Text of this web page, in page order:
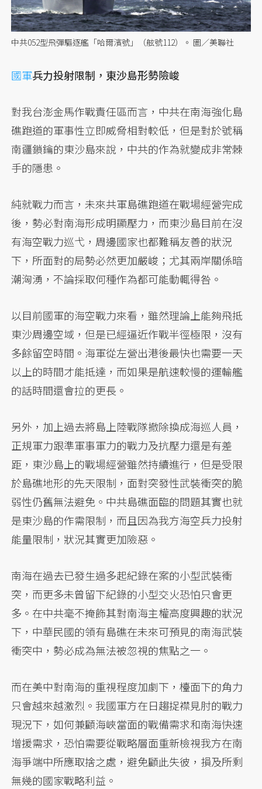
中共052型飛彈驅逐艦「哈爾濱號」（舷號112）。 圖／美聯社
國軍兵力投射限制，東沙島形勢險峻
對我台澎金馬作戰責任區而言，中共在南海強化島
礁跑道的軍事性立即威脅相對較低，但是對於號稱
南疆鎖鑰的東沙島來說，中共的作為就變成非常棘
手的隱患。
純就戰力而言，未來共軍島礁跑道在戰場經營完成
後，勢必對南海形成明顯壓力，而東沙島目前在沒
有海空戰力巡弋，周邊國家也都難稱友善的狀況
下，所面對的局勢必然更加嚴峻；尤其兩岸關係暗
潮洶湧，不論採取何種作為都可能動輒得咎。
以目前國軍的海空戰力來看，雖然理論上能夠飛抵
東沙周邊空域，但是已經逼近作戰半徑極限，沒有
多餘留空時間。海軍從左營出港後最快也需要一天
以上的時間才能抵達，而如果是航速較慢的運輸艦
的話時間還會拉的更長。
另外，加上過去將島上陸戰隊撤除換成海巡人員，
正規軍力跟準軍事軍力的戰力及抗壓力還是有差
距，東沙島上的戰場經營雖然持續進行，但是受限
於島礁地形的先天限制，面對突發性武裝衝突的脆
弱性仍舊無法避免。中共島礁面臨的問題其實也就
是東沙島的作需限制，而且因為我方海空兵力投射
能量限制，狀況其實更加險惡。
南海在過去已發生過多起紀錄在案的小型武裝衝
突，而更多未曾留下紀錄的小型交火恐怕只會更
多。在中共毫不掩飾其對南海主權高度興趣的狀況
下，中華民國的領有島礁在未來可預見的南海武裝
衝突中，勢必成為無法被忽視的焦點之一。
而在美中對南海的重視程度加劇下，檯面下的角力
只會越來越激烈。我國軍方在日趨捉襟見肘的戰力
現況下，如何兼顧海峽當面的戰備需求和南海快速
增援需求，恐怕需要從戰略層面重新檢視我方在南
海爭端中所應取捨之處，避免顧此失彼，損及所剩
無幾的國家戰略利益。